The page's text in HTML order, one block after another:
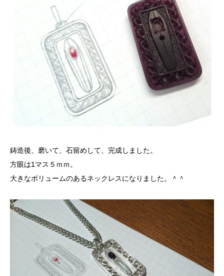
鋳造後、磨いて、石留めして、完成しました。
方眼は1マス５ｍｍ。
大きなボリュームのあるネックレスになりました。＾＾